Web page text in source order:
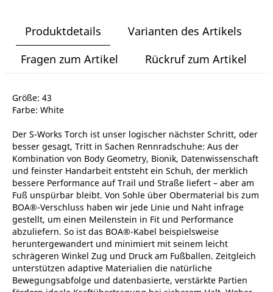
Produktdetails
Varianten des Artikels
Fragen zum Artikel
Rückruf zum Artikel
Größe: 43
Farbe: White
Der S-Works Torch ist unser logischer nächster Schritt, oder
besser gesagt, Tritt in Sachen Rennradschuhe: Aus der
Kombination von Body Geometry, Bionik, Datenwissenschaft
und feinster Handarbeit entsteht ein Schuh, der merklich
bessere Performance auf Trail und Straße liefert – aber am
Fuß unspürbar bleibt. Von Sohle über Obermaterial bis zum
BOA®-Verschluss haben wir jede Linie und Naht infrage
gestellt, um einen Meilenstein in Fit und Performance
abzuliefern. So ist das BOA®-Kabel beispielsweise
heruntergewandert und minimiert mit seinem leicht
schrägeren Winkel Zug und Druck am Fußballen. Zeitgleich
unterstützen adaptive Materialien die natürliche
Bewegungsabfolge und datenbasierte, verstärkte Partien